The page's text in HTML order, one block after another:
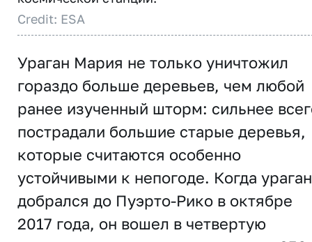
Credit: ESA
Ураган Мария не только уничтожил
гораздо больше деревьев, чем любой
ранее изученный шторм: сильнее
пострадали большие старые деревья,
которые считаются особенно
устойчивыми к непогоде. Когда ураган
добрался до Пуэрто-Рико в октябре
2017 года, он вошел в четвертую